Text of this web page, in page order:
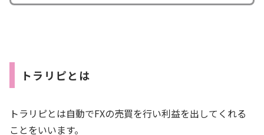
トラリピとは
トラリピとは自動でFXの売買を行い利益を出してくれる
ことをいいます。